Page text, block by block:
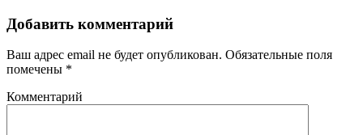
Добавить комментарий
Ваш адрес email не будет опубликован. Обязательные поля
помечены *
Комментарий